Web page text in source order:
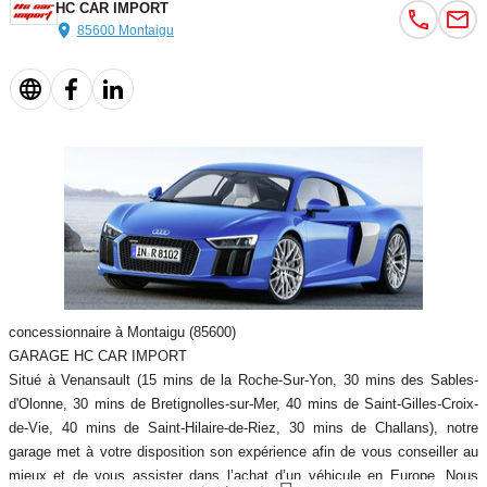
levier de vitesse en cuir avec surpiqûres gris pierre,Porte-boissons
sur la console centrale,Préparation ISOFIX pour sièges
latéraux AR et siège passager AV,Préparation pour téléphone 2W
bi-bande (D et E),Prétensionneurs de ceintures de sécurité
intégrale permanente à répartition asymétrique et dynamique de
couple. Paramètrage de base : 40 % AV / 60 % AR,Rangement
dans la contre-porte à l'AV avec casier de rangement pour boissons
et rangements AR sur les côtés du siège et dans les garnitures
latérales AR,Réglage d'appuis lombaires électriques sur 4 plans
pour sièges AV,Régulateur de vitesse électronique,Rétroviseur
intérieur jour/nuit automatique,Rétroviseurs extérieurs avec
clignotant latéraux intégrés à diodes,Rétroviseurs extérieurs
dégivrants, jour/nuit automatique et escamotables,Sellerie cuir
Nappa fin avec passepoils gris pierre sur les sièges AV et
AR,Servotronic, direction assistée à la vitesse,Sièges AV chauffants
: chauffe-dossier et assise y compris partie latérale...
HC CAR IMPORT
85600 Montaigu
concessionnaire à Montaigu (85600)
GARAGE HC CAR IMPORT
Situé à Venansault (15 mins de la Roche-Sur-Yon, 30 mins des Sables-
d'Olonne, 30 mins de Bretignolles-sur-Mer, 40 mins de Saint-Gilles-Croix-
de-Vie, 40 mins de Saint-Hilaire-de-Riez, 30 mins de Challans), notre
garage met à votre disposition son expérience afin de vous conseiller au
mieux et de vous assister dans l’achat d’un véhicule en Europe. Nous